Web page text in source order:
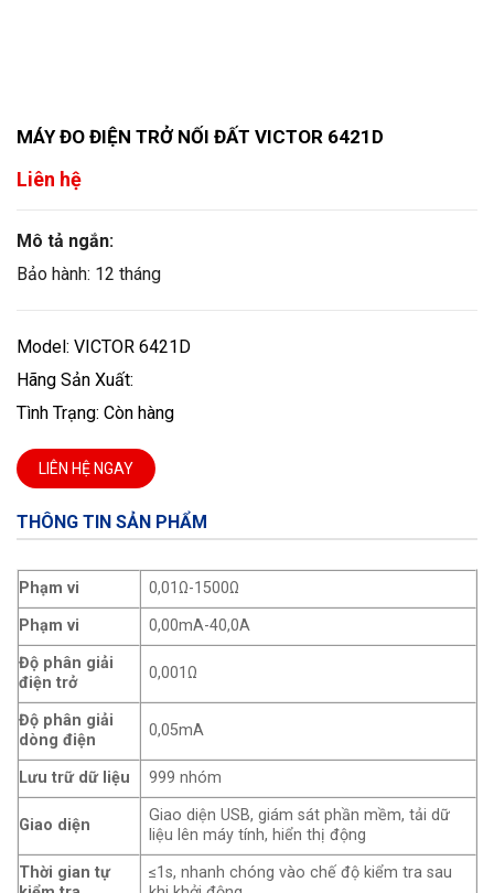
MÁY ĐO ĐIỆN TRỞ NỐI ĐẤT VICTOR 6421D
Liên hệ
Mô tả ngắn:
Bảo hành: 12 tháng
Model: VICTOR 6421D
Hãng Sản Xuất:
Tình Trạng: Còn hàng
LIÊN HỆ NGAY
THÔNG TIN SẢN PHẨM
Phạm vi
0,01Ω-1500Ω
Phạm vi
0,00mA-40,0A
Độ phân giải
điện trở
0,001Ω
Độ phân giải
dòng điện
0,05mA
Lưu trữ dữ liệu 999 nhóm
Giao diện
Giao diện USB, giám sát phần mềm, tải dữ
liệu lên máy tính, hiển thị động
Thời gian tự
≤1s, nhanh chóng vào chế độ kiểm tra sau